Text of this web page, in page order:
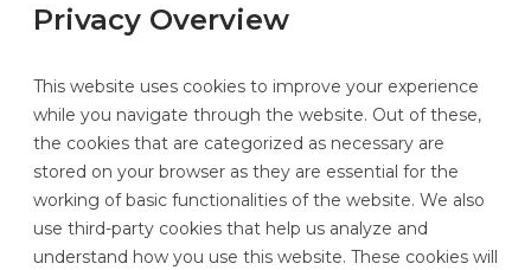
Privacy Overview
This website uses cookies to improve your experience
while you navigate through the website. Out of these,
the cookies that are categorized as necessary are
stored on your browser as they are essential for the
working of basic functionalities of the website. We also
use third-party cookies that help us analyze and
understand how you use this website. These cookies will